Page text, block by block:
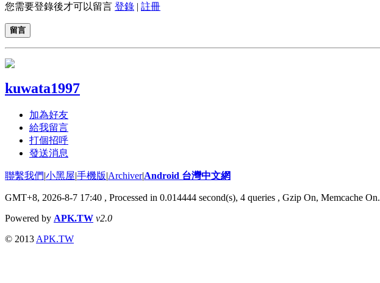
您需要登錄後才可以留言 登錄 | 註冊
留言
kuwata1997
加為好友
給我留言
打個招呼
發送消息
聯繫我們|小黑屋|手機版|Archiver|Android 台灣中文網
GMT+8, 2026-8-7 17:40 , Processed in 0.014444 second(s), 4 queries , Gzip On, Memcache On.
Powered by APK.TW v2.0
© 2013 APK.TW